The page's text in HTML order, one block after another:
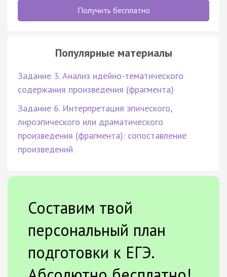
Получить бесплатно
Популярные материалы
Задание 3. Анализ идейно-тематического
содержания произведения (фрагмента)
Задание 6. Интерпретация эпического,
лироэпического или драматического
произведения (фрагмента): сопоставление
произведений
Составим твой
персональный план
подготовки к ЕГЭ.